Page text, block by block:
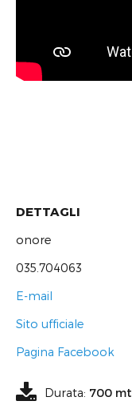
DETTAGLI
onore
035.704063
E-mail
Sito ufficiale
Pagina Facebook
Durata: 700 mt